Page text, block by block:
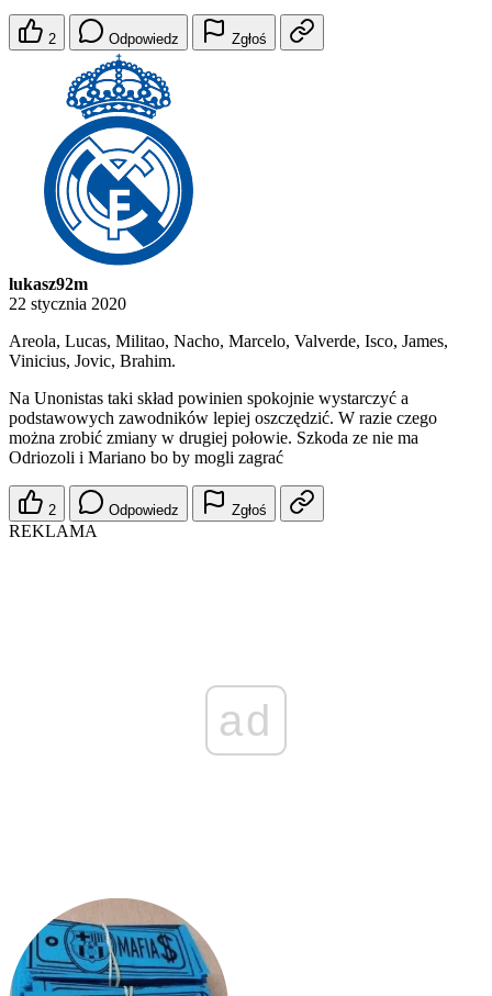
2 Odpowiedz Zgłoś
lukasz92m
22 stycznia 2020
Areola, Lucas, Militao, Nacho, Marcelo, Valverde, Isco, James,
Vinicius, Jovic, Brahim.
Na Unonistas taki skład powinien spokojnie wystarczyć a
podstawowych zawodników lepiej oszczędzić. W razie czego
można zrobić zmiany w drugiej połowie. Szkoda ze nie ma
Odriozoli i Mariano bo by mogli zagrać
2 Odpowiedz Zgłoś
REKLAMA
ad